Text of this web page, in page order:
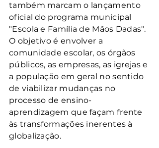
também marcam o lançamento
oficial do programa municipal
"Escola e Família de Mãos Dadas".
O objetivo é envolver a
comunidade escolar, os órgãos
públicos, as empresas, as igrejas e
a população em geral no sentido
de viabilizar mudanças no
processo de ensino-
aprendizagem que façam frente
às transformações inerentes à
globalização.